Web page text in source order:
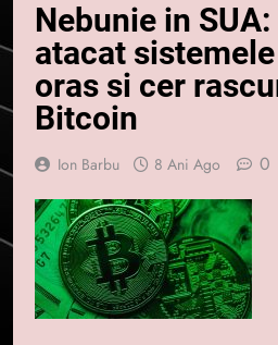
Nebunie in
atacat
oras si cer
Bitcoin
Ion Barbu 8 Ani Ago 0